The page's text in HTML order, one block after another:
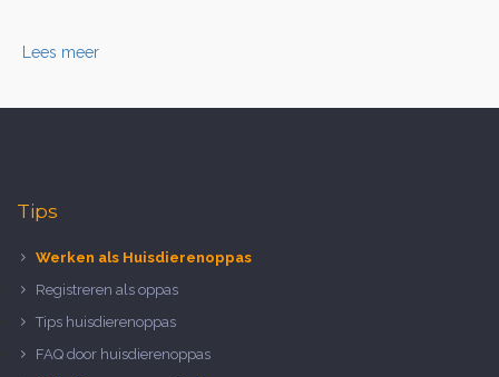
Lees meer
Tips
Werken als Huisdierenoppas
Registreren als oppas
Tips huisdierenoppas
FAQ door huisdierenoppas